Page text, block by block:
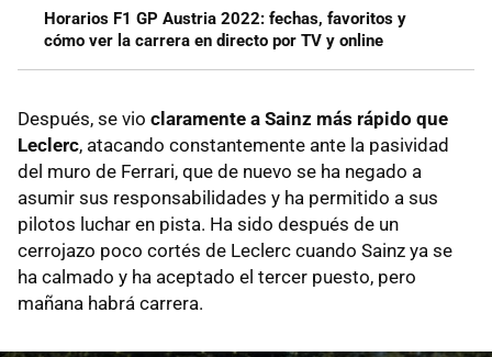
Horarios F1 GP Austria 2022: fechas, favoritos y
cómo ver la carrera en directo por TV y online
Después, se vio claramente a Sainz más rápido que
Leclerc, atacando constantemente ante la pasividad
del muro de Ferrari, que de nuevo se ha negado a
asumir sus responsabilidades y ha permitido a sus
pilotos luchar en pista. Ha sido después de un
cerrojazo poco cortés de Leclerc cuando Sainz ya se
ha calmado y ha aceptado el tercer puesto, pero
mañana habrá carrera.